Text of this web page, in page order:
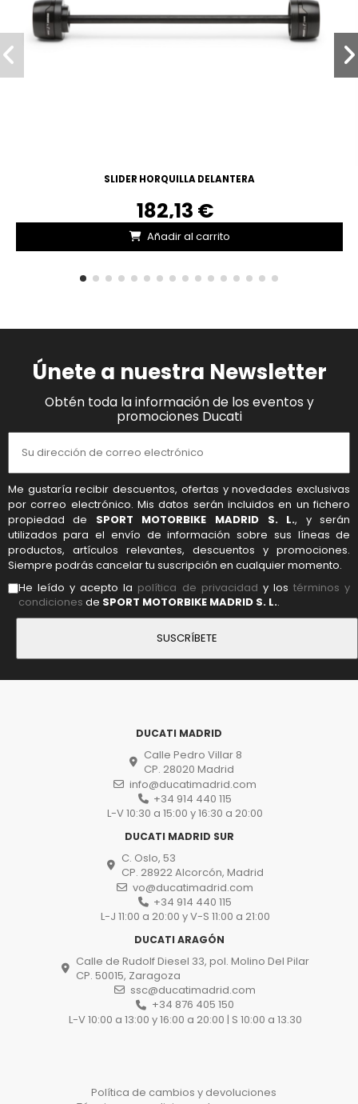
SLIDER HORQUILLA DELANTERA
182,13 €
Añadir al carrito
Únete a nuestra Newsletter
Obtén toda la información de los eventos y
promociones Ducati
Me gustaría recibir descuentos, ofertas y novedades exclusivas
por correo electrónico. Mis datos serán incluidos en un fichero
propiedad de SPORT MOTORBIKE MADRID S. L., y serán
utilizados para el envío de información sobre sus líneas de
productos, artículos relevantes, descuentos y promociones.
Siempre podrás cancelar tu suscripción en cualquier momento.
He leído y acepto la política de privacidad y lostérminos y
condiciones de SPORT MOTORBIKE MADRID S. L..
DUCATI MADRID
Calle Pedro Villar 8
CP. 28020 Madrid
info@ducatimadrid.com
+34 914 440 115
L-V 10:30 a 15:00 y 16:30 a 20:00
DUCATI MADRID SUR
C. Oslo, 53
CP. 28922 Alcorcón, Madrid
vo@ducatimadrid.com
+34 914 440 115
L-J 11:00 a 20:00 y V-S 11:00 a 21:00
DUCATI ARAGÓN
Calle de Rudolf Diesel 33, pol. Molino Del Pilar
CP. 50015, Zaragoza
ssc@ducatimadrid.com
+34 876 405 150
L-V 10:00 a 13:00 y 16:00 a 20:00 | S 10:00 a 13.30
Política de cambios y devoluciones